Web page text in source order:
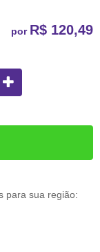
por R$ 120,49
para sua região: